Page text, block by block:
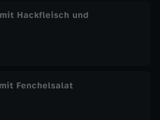
Hackfleisch und
Fenchelsalat